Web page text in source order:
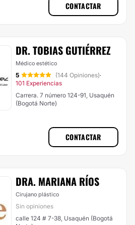
CONTACTAR
DR. TOBIAS GUTIÉRREZ
Médico estético
5 (144 Opiniones)·
101 Experiencias
Carrera. 7 número 124-91, Usaquén
(Bogotá Norte)
CONTACTAR
DRA. MARIANA RÍOS
Cirujano plástico
Sin opiniones
calle 124 # 7-38, Usaquén (Bogotá